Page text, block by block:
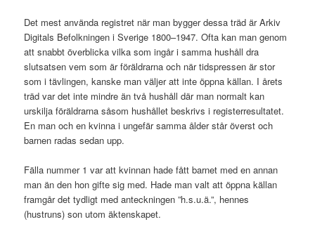
Det mest använda registret när man bygger dessa träd är Arkiv
Digitals Befolkningen i Sverige 1800–1947. Ofta kan man genom
att snabbt överblicka vilka som ingår i samma hushåll dra
slutsatsen vem som är föräldrarna och när tidspressen är stor
som i tävlingen, kanske man väljer att inte öppna källan. I årets
träd var det inte mindre än två hushåll där man normalt kan
urskilja föräldrarna såsom hushållet beskrivs i registerresultatet.
En man och en kvinna i ungefär samma ålder står överst och
barnen radas sedan upp.
Fälla nummer 1 var att kvinnan hade fått barnet med en annan
man än den hon gifte sig med. Hade man valt att öppna källan
framgår det tydligt med anteckningen ”h.s.u.ä.”, hennes
(hustruns) son utom äktenskapet.